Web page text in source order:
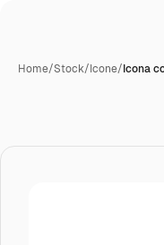
Home/Stock/Icone/Icona